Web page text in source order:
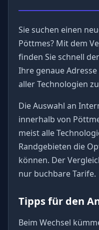
Sie suchen einen
Pöttmes? Mit dem
finden Sie schnell
Ihre genaue
aller Technologien
Die Auswahl an
innerhalb von
meist alle
Randgebieten die
können. Der
nur buchbare Tarife.
Tipps für den
Beim Wechsel